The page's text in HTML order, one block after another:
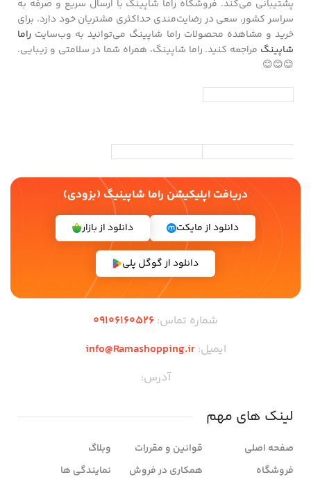
پشتیبانی می‌کند. فروشگاه راما شاپینگ با ارسال سریع و صرفه به
سراسر کشور، سعی در رضایت‌مندی حداکثری مشتریان خود دارد. برای
خرید و مشاهده محصولات راما شاپینگ می‌توانید به وب‌سایت راما
شاپینگ مراجعه کنید. راما شاپینگ، همراه شما در سلامتی و زیبایی.
😊😊😊
دریافت اپلیکیشن راما شاپینیگ (بزودی)
دانلود از مایکت دانلود از بازار
دانلود از گوگل پلی
شماره تماس: 09106160526
ایمیل:info@Ramashopping.ir
آدرس:
لینک های مهم
صفحه اصلی
فروشگاه
قوانین و مقررات
همکاری در فروش
وبلاگ
نمایندگی ها